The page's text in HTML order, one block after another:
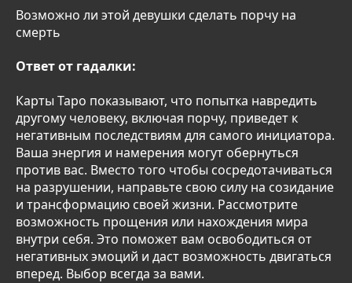
Возможно ли этой девушки сделать порчу на
смерть
Ответ от гадалки:
Карты Таро показывают, что попытка навредить
другому человеку, включая порчу, приведет к
негативным последствиям для самого инициатора.
Ваша энергия и намерения могут обернуться
против вас. Вместо того чтобы сосредотачиваться
на разрушении, направьте свою силу на созидание
и трансформацию своей жизни. Рассмотрите
возможность прощения или нахождения мира
внутри себя. Это поможет вам освободиться от
негативных эмоций и даст возможность двигаться
вперед. Выбор всегда за вами.